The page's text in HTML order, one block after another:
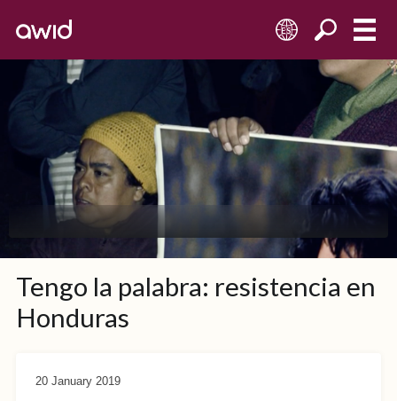
ES
Tengo la palabra: resistencia en
Honduras
20 January 2019